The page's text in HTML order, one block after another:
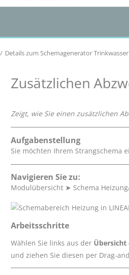
Details zum Schemagenerator Trinkwasser
Zusätzlichen
Zeigt, wie Sie einen zusätzlichen
Aufgabenstellung
Sie möchten Ihrem Strangschema
Navigieren Sie zu:
Modulübersicht ➤ Schema
Arbeitsschritte
Wählen Sie links aus der Übersicht
und ziehen Sie diesen per Drag-